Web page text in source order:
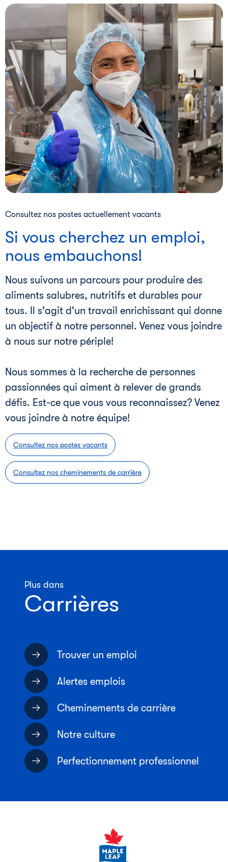
Consultez nos postes actuellement vacants
Si vous cherchez un emploi,
nous embauchons!
Nous suivons un parcours pour produire des
aliments salubres, nutritifs et durables pour
tous. Il s'agit d'un travail enrichissant qui donne
un objectif à notre personnel. Venez vous joindre
à nous sur notre périple!
Nous sommes à la recherche de personnes
passionnées qui aiment à relever de grands
défis. Est-ce que vous vous reconnaissez? Venez
vous joindre à notre équipe!
Consultez nos postes vacants
Consultez nos cheminements de carrière
i
Plus dans
Carrières
Trouver un emploi
Alertes emplois
Cheminements de carrière
Notre culture
Perfectionnement professionnel